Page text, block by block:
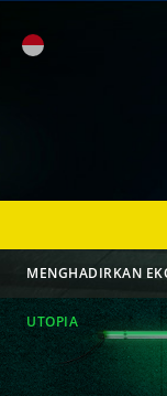
MENGHADIRKAN
UTOPIA